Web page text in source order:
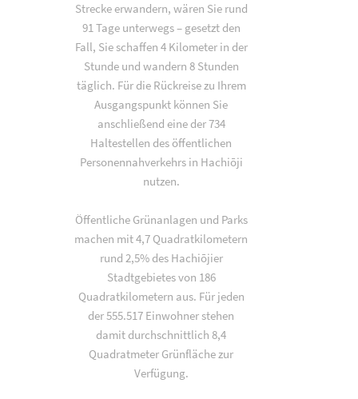
Strecke erwandern, wären Sie rund
91 Tage unterwegs – gesetzt den
Fall, Sie schaffen 4 Kilometer in der
Stunde und wandern 8 Stunden
täglich. Für die Rückreise zu Ihrem
Ausgangspunkt können Sie
anschließend eine der 734
Haltestellen des öffentlichen
Personennahverkehrs in Hachiōji
nutzen.
Öffentliche Grünanlagen und Parks
machen mit 4,7 Quadratkilometern
rund 2,5% des Hachiōjier
Stadtgebietes von 186
Quadratkilometern aus. Für jeden
der 555.517 Einwohner stehen
damit durchschnittlich 8,4
Quadratmeter Grünfläche zur
Verfügung.